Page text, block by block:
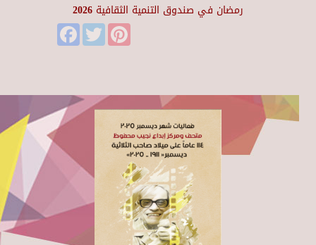
رمضان في صندوق التنمية الثقافية 2026
FacebookTwitter